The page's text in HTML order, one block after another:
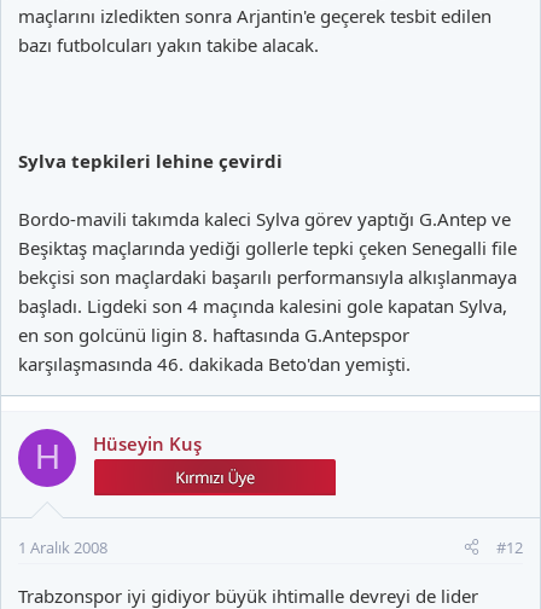
maçlarını izledikten sonra Arjantin'e geçerek tesbit edilen
bazı futbolcuları yakın takibe alacak.
Sylva tepkileri lehine çevirdi
Bordo-mavili takımda kaleci Sylva görev yaptığı G.Antep ve
Beşiktaş maçlarında yediği gollerle tepki çeken Senegalli file
bekçisi son maçlardaki başarılı performansıyla alkışlanmaya
başladı. Ligdeki son 4 maçında kalesini gole kapatan Sylva,
en son golcünü ligin 8. haftasında G.Antepspor
karşılaşmasında 46. dakikada Beto'dan yemişti.
H Hüseyin Kuş
1 Aralık 2008 #12
Trabzonspor iyi gidiyor büyük ihtimalle devreyi de lider